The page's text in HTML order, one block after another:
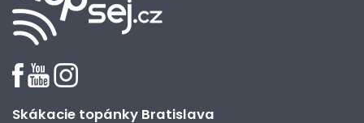
Skákacie topánky Bratislava